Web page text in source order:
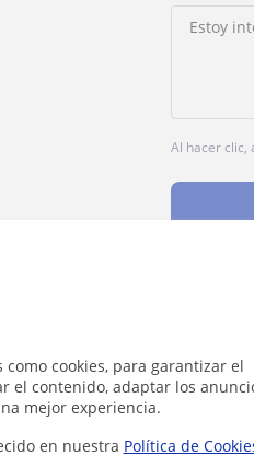
cookies, para garantizar el
el contenido, adaptar los
mejor experiencia.
en nuestra Política de
Al hacer